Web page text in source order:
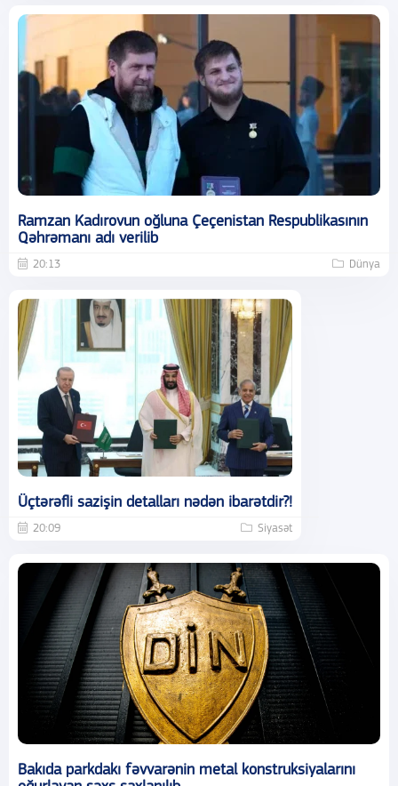
Ramzan Kadırovun oğluna Çeçenistan Respublikasının
Qəhrəmanı adı verilib
20:13 Dünya
Üçtərəfli sazişin detalları nədən ibarətdir?!
20:09 Siyasət
Bakıda parkdakı fəvvarənin metal konstruksiyalarını